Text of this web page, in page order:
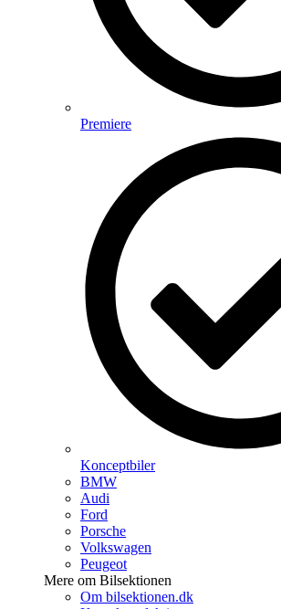
Premiere
Konceptbiler
BMW
Audi
Ford
Porsche
Volkswagen
Peugeot
Mere om Bilsektionen
Om bilsektionen.dk